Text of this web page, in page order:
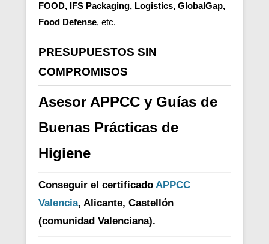
FOOD, IFS Packaging, Logistics, GlobalGap,
Food Defense, etc.
PRESUPUESTOS SIN
COMPROMISOS
Asesor APPCC y Guías de
Buenas Prácticas de
Higiene
Conseguir el certificado APPCC
Valencia, Alicante, Castellón
(comunidad Valenciana).